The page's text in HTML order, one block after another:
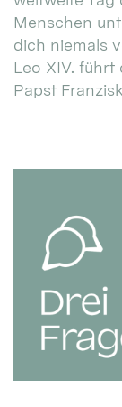
Menschen
dich niemals
Leo XIV. führt
Papst